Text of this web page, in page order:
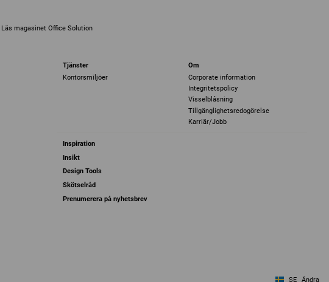
Läs magasinet Office Solution
Tjänster
Kontorsmiljöer
Om
Corporate information
Integritetspolicy
Visselblåsning
Tillgänglighetsredogörelse
Karriär/Jobb
Inspiration
Insikt
Design Tools
Skötselråd
Prenumerera på nyhetsbrev
SE Ändra